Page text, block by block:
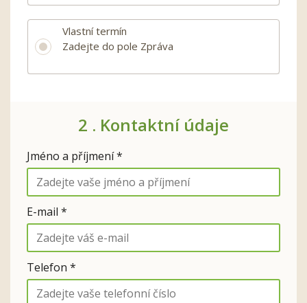
Vlastní termín
Zadejte do pole Zpráva
2 . Kontaktní údaje
Jméno a příjmení *
E-mail *
Telefon *